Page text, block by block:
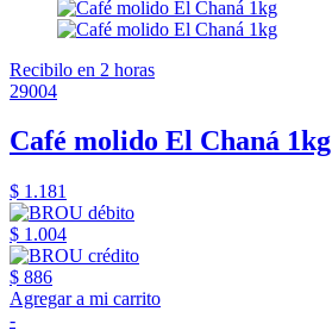
Recibilo en 2 horas
29004
Café molido El Chaná 1kg
$ 1.181
$ 1.004
$ 886
Agregar a mi carrito
-